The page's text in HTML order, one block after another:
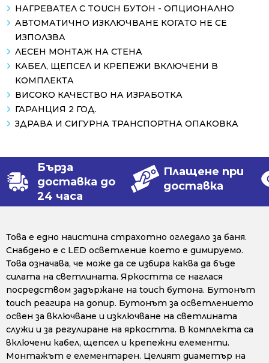
НАГРЕВАТЕЛ С TOUCH БУТОН - ОПЦИОНАЛНО
АВТОМАТИЧНО ИЗКЛЮЧВАНЕ КОГАТО НЕ СЕ
ИЗПОЛЗВА
ЛЕСЕН МОНТАЖ НА СТЕНА
КАБЕЛ, ЩЕПСЕЛ И КРЕПЕЖИ ВКЛЮЧЕНИ В
КОМПЛЕКТА
ВИСОКО КАЧЕСТВО НА ИЗРАБОТКА
ГАРАНЦИЯ 2 ГОД.
ЗДРАВА И СИГУРНА ТРАНСПОРТНА ОПАКОВКА
Бърза
доставка до
24 часа
Плащене при
доставка
Това е едно наистина страхотно огледало за баня.
Снабдено е с LED осветление което е димируемо.
Това означава, че може да се избира каква да бъде
силата на светлината. Яркостта се наглася
посредством задържане на touch бутона. Бутонът
touch реагира на допир. Бутонът за осветлението
освен за включване и изключване на светлината
служи и за регулиране на яркостта. В комплекта са
включени кабел, щепсел и крепежни елементи.
Монтажът е елементарен. Целият диаметър на